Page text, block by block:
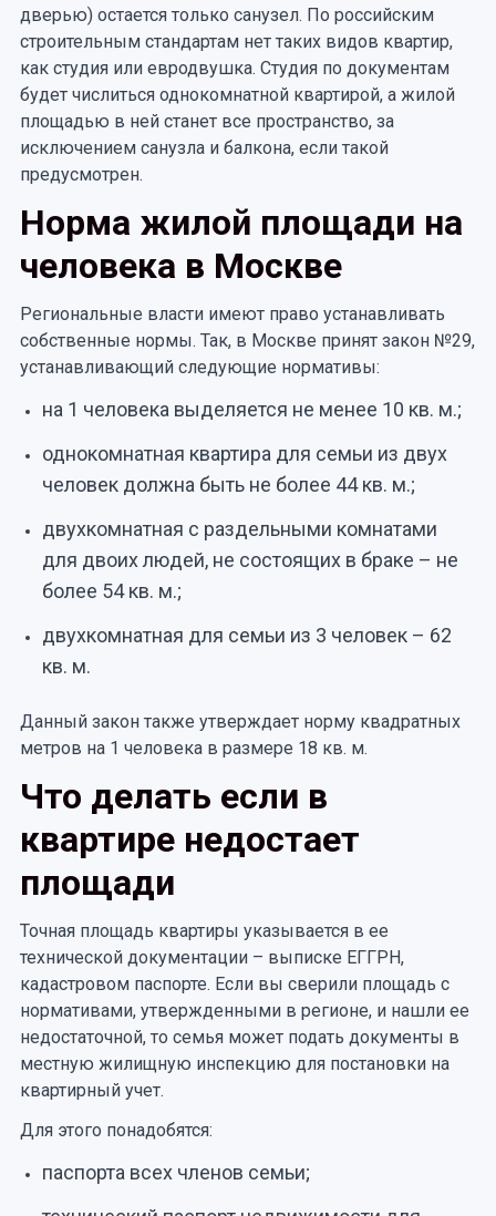
дверью) остается только санузел. По российским
строительным стандартам нет таких видов квартир,
как студия или евродвушка. Студия по документам
будет числиться однокомнатной квартирой, а жилой
площадью в ней станет все пространство, за
исключением санузла и балкона, если такой
предусмотрен.
Норма жилой площади на
человека в Москве
Региональные власти имеют право устанавливать
собственные нормы. Так, в Москве принят закон №29,
устанавливающий следующие нормативы:
на 1 человека выделяется не менее 10 кв. м.;
однокомнатная квартира для семьи из двух
человек должна быть не более 44 кв. м.;
двухкомнатная с раздельными комнатами
для двоих людей, не состоящих в браке – не
более 54 кв. м.;
двухкомнатная для семьи из 3 человек – 62
кв. м.
Данный закон также утверждает норму квадратных
метров на 1 человека в размере 18 кв. м.
Что делать если в
квартире недостает
площади
Точная площадь квартиры указывается в ее
технической документации – выписке ЕГГРН,
кадастровом паспорте. Если вы сверили площадь с
нормативами, утвержденными в регионе, и нашли ее
недостаточной, то семья может подать документы в
местную жилищную инспекцию для постановки на
квартирный учет.
Для этого понадобятся:
паспорта всех членов семьи;